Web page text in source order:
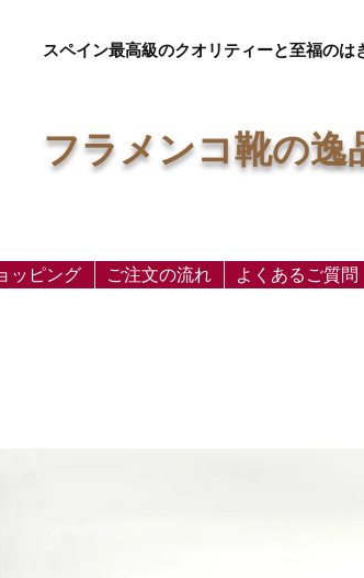
スペイン最高級のクオリティーと至福の
フラメンコ靴の
ッピング ご注文の流れ よくあるご質問